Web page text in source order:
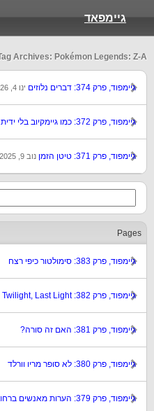
גיימפאד
Archives: Pokémon Legends: Z-A
גיימפוד, פרק 374: דברים נלוזים ינו 4, 2026
גיימפוד, פרק 372: כמו גיימקיוב בלי ידית
גיימפוד, פרק 371: טיטן הזמן נוב 9, 2025
Pages
גיימפוד, פרק 383: סימולטור כיפי רצח
גיימפוד, פרק 382: First Light, Middle Light, Twilight, Last Light
גיימפוד, פרק 381: האם זה סורה?
גיימפוד, פרק 380: לא סופר מריו וורלד
גיימפוד, פרק 379: הערות מאנשים ברחוב